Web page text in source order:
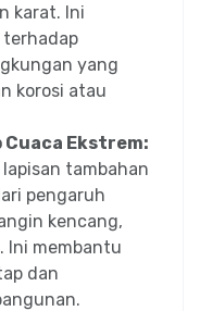
karat. Ini
terhadap
yang
korosi atau
Cuaca Ekstrem:
tambahan
pengaruh
kencang,
Ini membantu
dan